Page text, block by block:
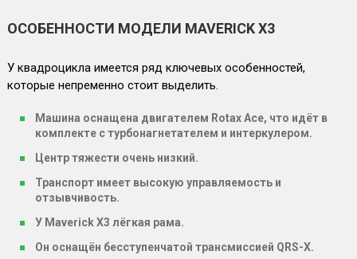
ОСОБЕННОСТИ МОДЕЛИ MAVERICK X3
У квадроцикла имеется ряд ключевых особенностей,
которые непременно стоит выделить.
Машина оснащена двигателем Rotax Ace, что идёт в
комплекте с турбонагнетателем и интеркулером.
Центр тяжести очень низкий.
Транспорт имеет высокую управляемость и
отзывчивость.
У Maverick X3 лёгкая рама.
Он оснащён бесступенчатой трансмиссией QRS-X.